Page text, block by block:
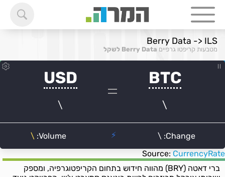
Berry Data -> ILS
מטבעות קריפטו גרפיים Berry Data לשקל
Source: CurrencyRate
ברי דאטה (BRY) מהווה חידוש בתחום הקריפטוגרפיה, ומספק